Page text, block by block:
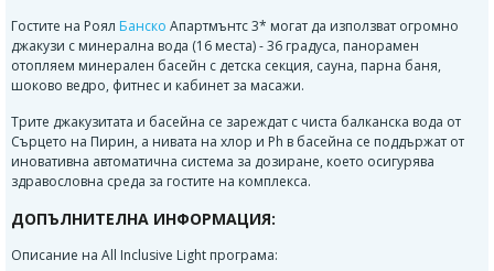
Гостите на Роял Банско Апартмънтс 3* могат да използват огромно
джакузи с минерална вода (16 места) - 36 градуса, панорамен
отопляем минерален басейн с детска секция, сауна, парна баня,
шоково ведро, фитнес и кабинет за масажи.
Трите джакузитата и басейна се зареждат с чиста балканска вода от
Сърцето на Пирин, а нивата на хлор и Ph в басейна се поддържат от
иновативна автоматична система за дозиране, което осигурява
здравословна среда за гостите на комплекса.
ДОПЪЛНИТЕЛНА ИНФОРМАЦИЯ:
Описание на All Inclusive Light програма: